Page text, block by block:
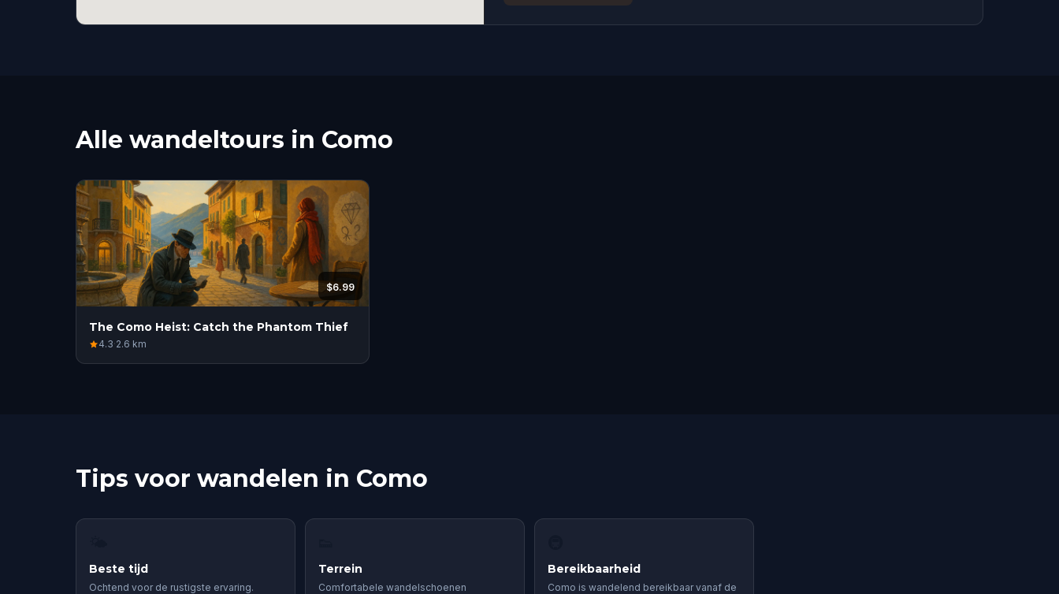
Alle wandeltours in Como
$6.99
The Como Heist: Catch the Phantom Thief
4.3·2.6 km
Tips voor wandelen in Como
Beste tijd
Ochtend voor de rustigste ervaring.
Terrein
Comfortabele wandelschoenen
Bereikbaarheid
Como is wandelend bereikbaar vanaf de